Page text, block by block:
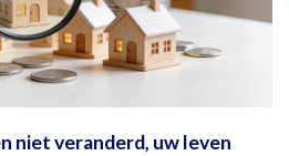
niet veranderd, uw leven